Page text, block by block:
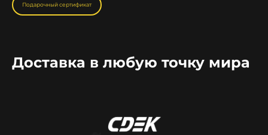
Подарочный сертификат
Доставка в любую точку мира